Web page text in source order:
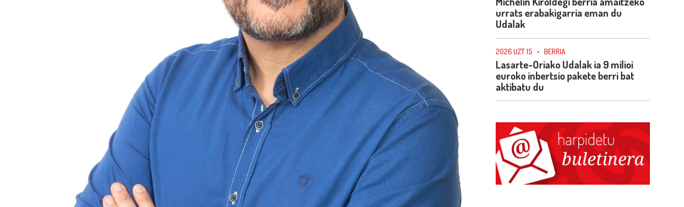
urrats erabakigarria eman du
Udalak
2026 UZT 15 •BERRIA
Lasarte-Oriako Udalak ia 9 milioi
euroko inbertsio pakete berri bat
aktibatu du